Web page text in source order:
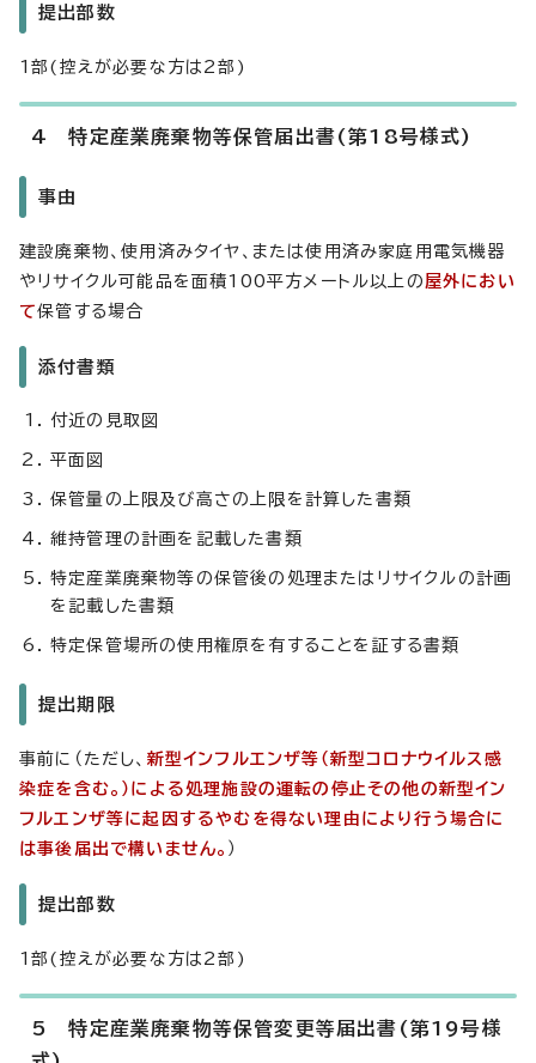
提出部数
1部(控えが必要な方は2部)
4 特定産業廃棄物等保管届出書(第18号様式)
事由
建設廃棄物、使用済みタイヤ、または使用済み家庭用電気機器
やリサイクル可能品を面積100平方メートル以上の 屋外におい
て保管する場合
添付書類
付近の見取図
平面図
保管量の上限及び高さの上限を計算した書類
維持管理の計画を記載した書類
特定産業廃棄物等の保管後の処理またはリサイクルの計画
を記載した書類
特定保管場所の使用権原を有することを証する書類
提出期限
事前に（ただし、 新型インフルエンザ等（新型コロナウイルス感
染症を含む。）による処理施設の運転の停止その他の新型イン
フルエンザ等に起因するやむを得ない理由により行う場合に
は事後届出で構いません。 ）
提出部数
1部(控えが必要な方は2部)
5 特定産業廃棄物等保管変更等届出書(第19号様